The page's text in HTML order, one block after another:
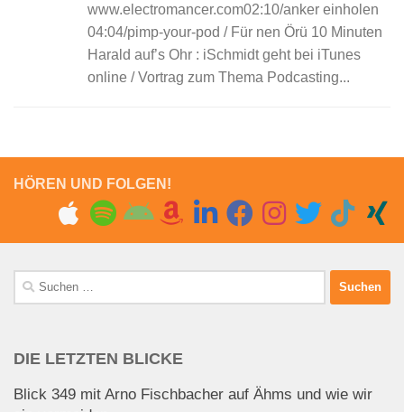
www.electromancer.com02:10/anker einholen
04:04/pimp-your-pod / Für nen Örü 10 Minuten
Harald auf’s Ohr : iSchmidt geht bei iTunes
online / Vortrag zum Thema Podcasting...
HÖREN UND FOLGEN!
Suchen
nach:
DIE LETZTEN BLICKE
Blick 349 mit Arno Fischbacher auf Ähms und wie wir